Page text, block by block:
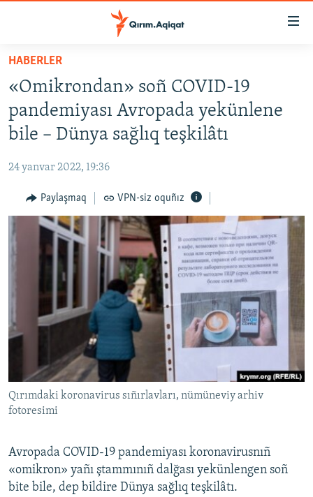
Esas
qaytmaq
Baş
navigatsiyağa
qaytmaq
Qıdıruvğa
qaytmaq
HABERLER
SİYASET
İQTİSADİYAT
MEDENİYET
İNSAN AQLARI
VİDEO
SÜRET
FİKİR
Русский
Українською
QOŞULIÑIZ!
RFE/RS bütün saytları
HABERLER
«Omikrondan» soñ COVID-19
pandemiyası Avropada yekünlene
bile – Dünya sağlıq teşkilâtı
24 yanvar 2022, 19:36
Paylaşmaq VPN-siz oquñız
Qırımdaki koronavirus sıñırlavları, nümüneviy arhiv
fotoresimi
Avropada COVID-19 pandemiyası koronavirusnıñ
«omikron» yañı ştammınıñ dalğası yekünlengen soñ
bite bile, dep bildire Dünya sağlıq teşkilâtı.